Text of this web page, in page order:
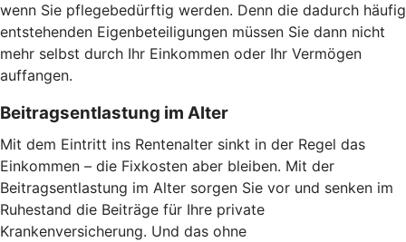
wenn Sie pflegebedürftig werden. Denn die dadurch häufig
entstehenden Eigenbeteiligungen müssen Sie dann nicht
mehr selbst durch Ihr Einkommen oder Ihr Vermögen
auffangen.
Beitragsentlastung im Alter
Mit dem Eintritt ins Rentenalter sinkt in der Regel das
Einkommen – die Fixkosten aber bleiben. Mit der
Beitragsentlastung im Alter sorgen Sie vor und senken im
Ruhestand die Beiträge für Ihre private
Krankenversicherung. Und das ohne